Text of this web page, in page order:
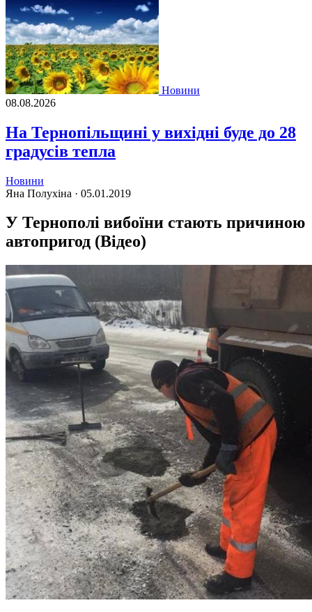
Новини
08.08.2026
На Тернопільщині у вихідні буде до 28
градусів тепла
Новини
Яна Полухіна · 05.01.2019
У Тернополі вибоїни стають причиною
автопригод (Відео)